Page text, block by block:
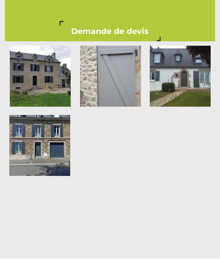
Demande de devis